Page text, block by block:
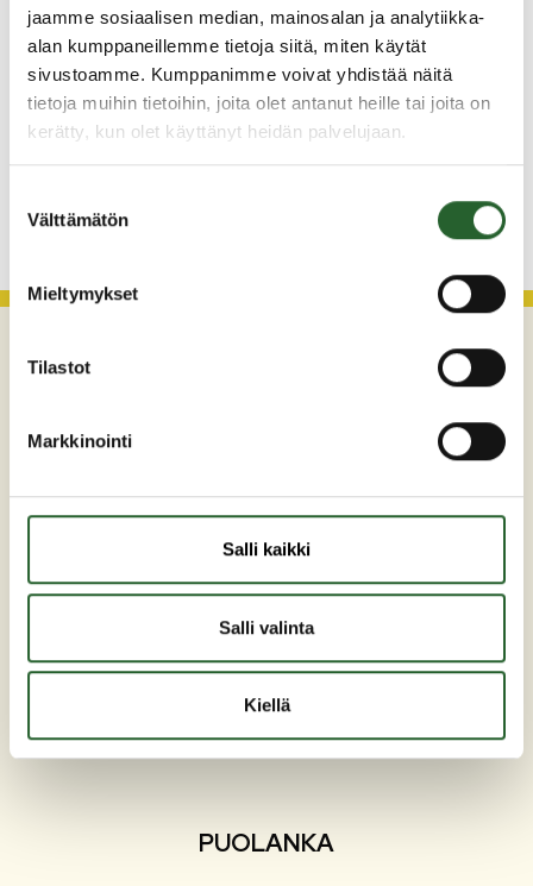
jaamme sosiaalisen median, mainosalan ja analytiikka-
alan kumppaneillemme tietoja siitä, miten käytät
sivustoamme. Kumppanimme voivat yhdistää näitä
tietoja muihin tietoihin, joita olet antanut heille tai joita on
kerätty, kun olet käyttänyt heidän palvelujaan.
valinta
Välttämätön
Mieltymykset
Tilastot
Markkinointi
Salli kaikki
Salli valinta
Kiellä
3.8.2026
Henkilömuutoksia maaseutuhallinnossa
29.7.2026
Asfaltointityöt taajamassa myöhästyvät
KATSO KAIKKI
Maaherrankatu 7
Puh: +358 (0)8 6155 441
kunta(at)puolanka.fi
etunimi.sukunimi@puolanka.fi
PUOLANKA